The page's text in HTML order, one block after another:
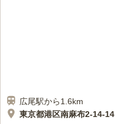
広尾駅から1.6km
東京都港区南麻布2-14-14